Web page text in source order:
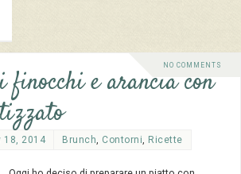
NO COMMENTS
e arancia con
18, 2014 Brunch, Contorni, Ricette